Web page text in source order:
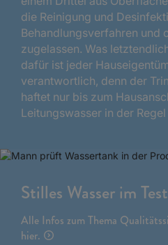
die Reinigung und
Behandlungsverfahren und
zugelassen. Was
dafür ist jeder
verantwortlich, denn der
haftet nur bis zum
Leitungswasser in der
Stilles Wasser im Test
Alle Infos zum Thema
hier.